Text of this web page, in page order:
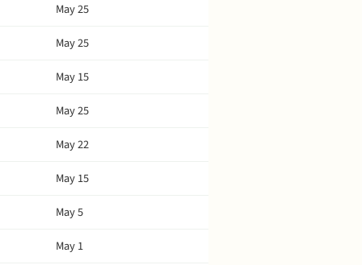
May 25
May 25
May 15
May 25
May 22
May 15
May 5
May 1